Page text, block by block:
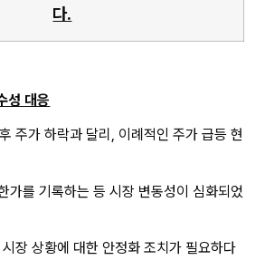
다.
성 대응
주가 하락과 달리, 이례적인 주가 급등 현
가를 기록하는 등 시장 변동성이 심화되었
장 상황에 대한 안정화 조치가 필요하다